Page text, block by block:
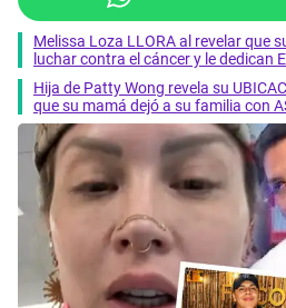
Melissa Loza LLORA al revelar que
luchar contra el cáncer y le dedican
Hija de Patty Wong revela su
que su mamá dejó a su familia con